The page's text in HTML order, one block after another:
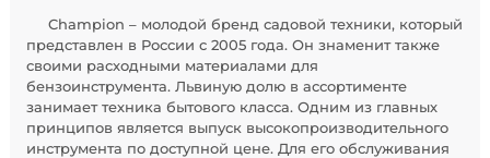
Champion – молодой бренд садовой техники, который
представлен в России с 2005 года. Он знаменит также
своими расходными материалами для
бензоинструмента. Львиную долю в ассортименте
занимает техника бытового класса. Одним из главных
принципов является выпуск высокопроизводительного
инструмента по доступной цене. Для его обслуживания